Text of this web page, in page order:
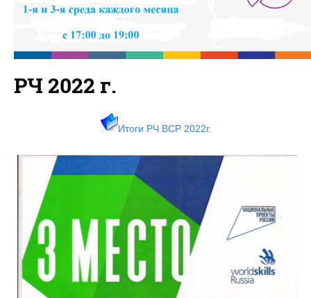
РЧ 2022 г.
Итоги РЧ ВСР 2022г.